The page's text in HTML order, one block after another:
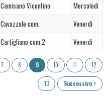
Camisano Vicentino
Mercoledì
Cavazzale com.
Venerdì
Cartigliano com 2 Venerdì
7 8 9 10 11 12
13 Successivo >